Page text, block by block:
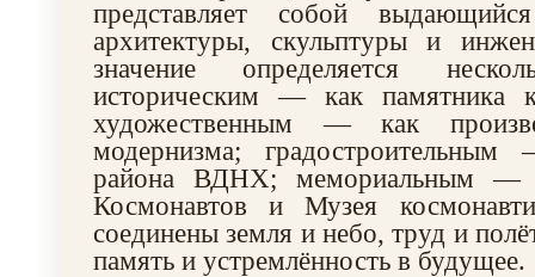
представляет собой
архитектуры, скульптуры и
значение определяется
историческим — как памятника
художественным — как
модернизма;
района ВДНХ; мемориальным —
Космонавтов и Музея
соединены земля и небо, труд и
память и устремлённость в будущее.